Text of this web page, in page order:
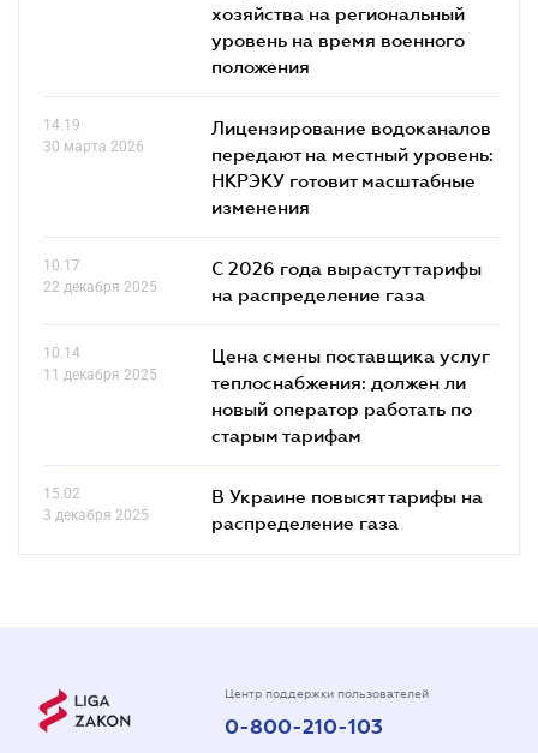
хозяйства на региональный
уровень на время военного
положения
14.19
30 марта 2026
Лицензирование водоканалов
передают на местный уровень:
НКРЭКУ готовит масштабные
изменения
10.17
22 декабря 2025
С 2026 года вырастут тарифы
на распределение газа
10.14
11 декабря 2025
Цена смены поставщика услуг
теплоснабжения: должен ли
новый оператор работать по
старым тарифам
15.02
3 декабря 2025
В Украине повысят тарифы на
распределение газа
Центр поддержки пользователей
0-800-210-103